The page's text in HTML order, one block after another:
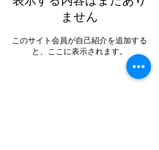
ません
このサイト会員が自己紹介を追加する
と、ここに表示されます。